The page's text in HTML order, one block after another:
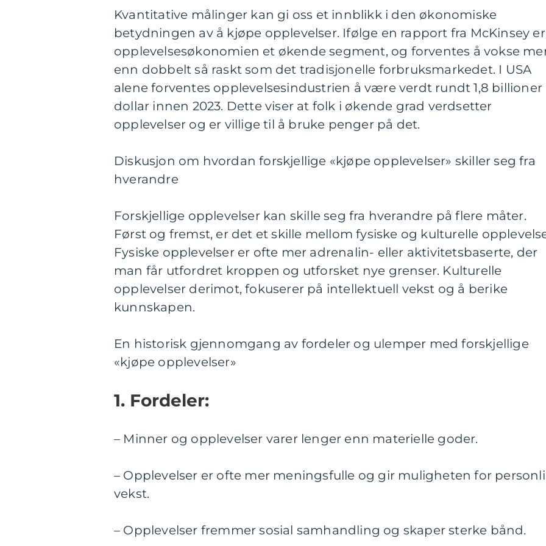
Kvantitative målinger kan gi oss et innblikk i den økonomiske
betydningen av å kjøpe opplevelser. Ifølge en rapport fra McKinsey er
opplevelsesøkonomien et økende segment, og forventes å vokse
enn dobbelt så raskt som det tradisjonelle forbruksmarkedet. I USA
alene forventes opplevelsesindustrien å være verdt rundt 1,8 billioner
dollar innen 2023. Dette viser at folk i økende grad verdsetter
opplevelser og er villige til å bruke penger på det.
Diskusjon om hvordan forskjellige «kjøpe opplevelser» skiller seg fra
hverandre
Forskjellige opplevelser kan skille seg fra hverandre på flere måter.
Først og fremst, er det et skille mellom fysiske og kulturelle
Fysiske opplevelser er ofte mer adrenalin- eller aktivitetsbaserte, der
man får utfordret kroppen og utforsket nye grenser. Kulturelle
opplevelser derimot, fokuserer på intellektuell vekst og å berike
kunnskapen.
En historisk gjennomgang av fordeler og ulemper med forskjellige
«kjøpe opplevelser»
1. Fordeler:
– Minner og opplevelser varer lenger enn materielle goder.
– Opplevelser er ofte mer meningsfulle og gir muligheten for
vekst.
– Opplevelser fremmer sosial samhandling og skaper sterke bånd.